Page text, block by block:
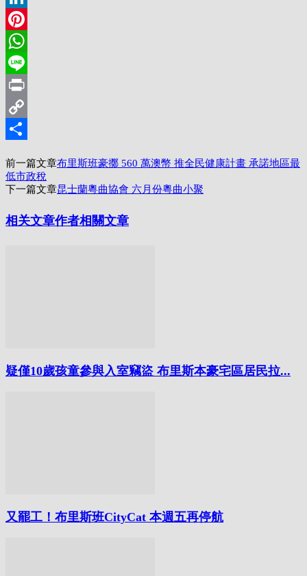
LinkedIn
Pinterest
WhatsApp
Line
Print
Copy
享
前一篇文章布里斯班豪擲 560 萬澳幣 推全民健康計畫 承諾地區最
低市政稅
下一篇文章昆士蘭粵曲協會 六月份粵曲小聚
相关文章作者相關文章
疑僅10歲孩童參與入室竊盜 布里斯本豪宅區居民拉...
又罷工！布里斯班CityCat 本週五再停航